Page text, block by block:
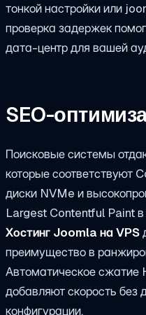
тонкой настройки или
проверка задержек
дата-центр для вашей
SEO-
Поисковые системы
которые соответствуют
диски NVMe и
Largest Contentful Paint в
Хостинг Joomla на VPS
преимущество в
Автоматическое сжатие
добавляют скорость без
конфигурации.